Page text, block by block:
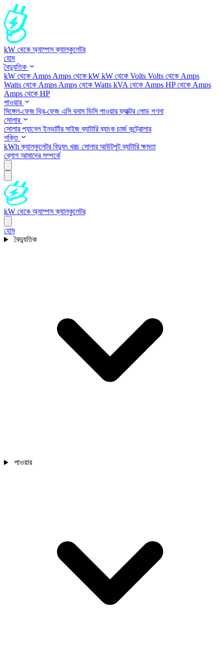
kW থেকে অ্যাম্পস ক্যালকুলেটর
হোম
বৈদ্যুতিক
kW থেকে Amps Amps থেকে kW kW থেকে Volts Volts থেকে Amps
Watts থেকে Amps Amps থেকে Watts kVA থেকে Amps HP থেকে Amps
Amps থেকে HP
পাওয়ার
সিঙ্গেল-ফেজ থ্রি-ফেজ এসি বনাম ডিসিপাওয়ার ফ্যাক্টরলোড গণনা
সোলার
সোলার প্যানেলইনভার্টার সাইজব্যাটারি ব্যাংক চার্জ কন্ট্রোলার
শক্তি
kWh ক্যালকুলেটরবিদ্যুৎ খরচ সোলার আউটপুটব্যাটারি ক্ষমতা
ব্লোগ আমাদের সম্পর্কে
kW থেকে অ্যাম্পস ক্যালকুলেটর
হোম
বৈদ্যুতিক
পাওয়ার